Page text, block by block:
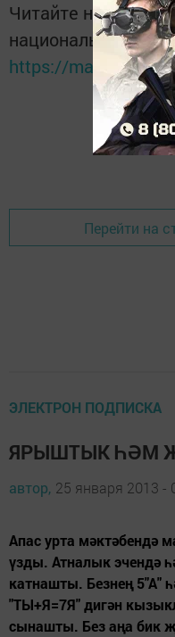
Читайте новости
национальном
https://max.ru/
Перейти на
ЭЛЕКТРОН ПОДПИСКА
ЯРЫШТЫК ҺӘМ
автор, 25 января 2013 -
Апас урта мәктәбендә
үзды. Атналык эчендә
катнашты. Безнең 5"А"
"ТЫ+Я=7Я" дигән
сынашты. Без аңа бик